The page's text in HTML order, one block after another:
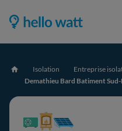
Accueil Isolation Entreprise
Demathieu Bard Batiment